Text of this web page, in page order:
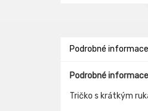
Podrobné informace
Podrobné
Tričko s krátkým